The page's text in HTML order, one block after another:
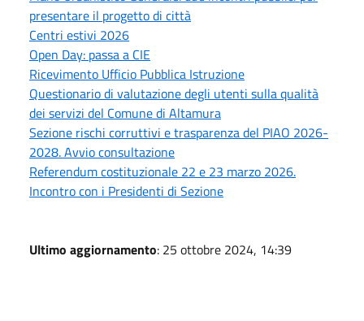
presentare il progetto di città
Centri estivi 2026
Open Day: passa a CIE
Ricevimento Ufficio Pubblica Istruzione
Questionario di valutazione degli utenti sulla qualità
dei servizi del Comune di Altamura
Sezione rischi corruttivi e trasparenza del PIAO 2026-
2028. Avvio consultazione
Referendum costituzionale 22 e 23 marzo 2026.
Incontro con i Presidenti di Sezione
Ultimo aggiornamento: 25 ottobre 2024, 14:39